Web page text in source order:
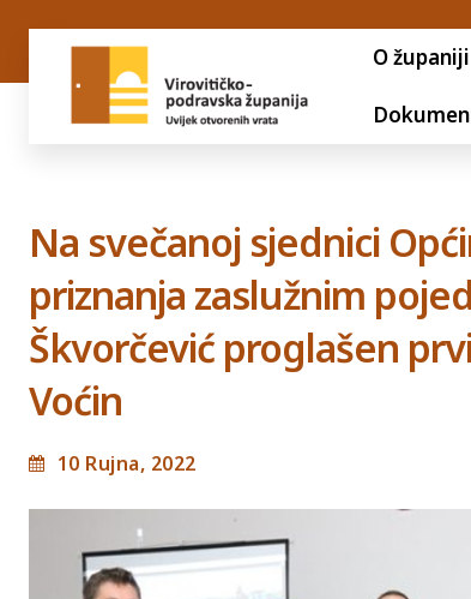
O županiji
Na svečanoj sjednici
priznanja zaslužnim
Škvorčević proglašen
Voćin
10 Rujna, 2022